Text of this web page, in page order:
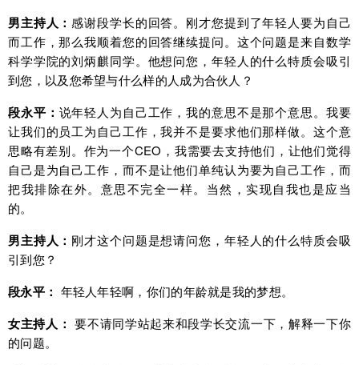
男主持人：感谢段学长的回答。刚才您提到了年轻人要为自己
而工作，那么我顺着您的回答继续提问。这个问题是来自数学
科学学院的刘炳麒同学。他想问您，年轻人的什么特质会吸引
到您，以及您希望与什么样的人成为合伙人？
段永平： 说年轻人为自己工作，我的意思不是那个意思。我要
让我们的员工为自己工作，我并不是要求他们那样做。这个意
思略有差别。作为一个CEO，我需要去支持他们，让他们觉得
自己是为自己工作，而不是让他们单纯认为要为自己工作，而
把我排除在外。意思不完全一样。当然，实现自我也是应当
的。
男主持人： 刚才这个问题是想请问您，年轻人的什么特质会吸
引到您？
段永平： 年轻人年轻啊，你们的年龄就是我的梦想。
女主持人： 要不请同学站起来和段学长交流一下，解释一下你
的问题。